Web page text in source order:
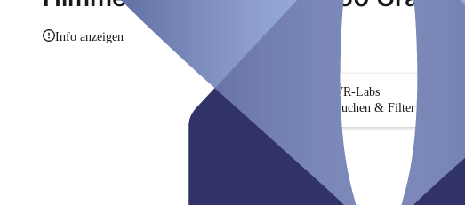
Info anzeigen
VR-Labs
Suchen & Filter